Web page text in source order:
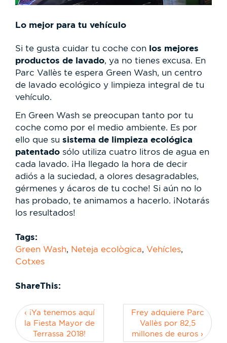
Lo mejor para tu vehículo
Si te gusta cuidar tu coche con los mejores
productos de lavado, ya no tienes excusa. En
Parc Vallès te espera Green Wash, un centro
de lavado ecológico y limpieza integral de tu
vehículo.
En Green Wash se preocupan tanto por tu
coche como por el medio ambiente. Es por
ello que su sistema de limpieza ecológica
patentado sólo utiliza cuatro litros de agua en
cada lavado. ¡Ha llegado la hora de decir
adiós a la suciedad, a olores desagradables,
gérmenes y ácaros de tu coche! Si aún no lo
has probado, te animamos a hacerlo. ¡Notarás
los resultados!
Tags:
Green Wash, Neteja ecològica, Vehícles,
Cotxes
ShareThis:
‹ ¡Ya tenemos aquí
la Fiesta Mayor de
Terrassa 2018!
Frey adquiere Parc
Vallès por 82,5
millones de euros ›